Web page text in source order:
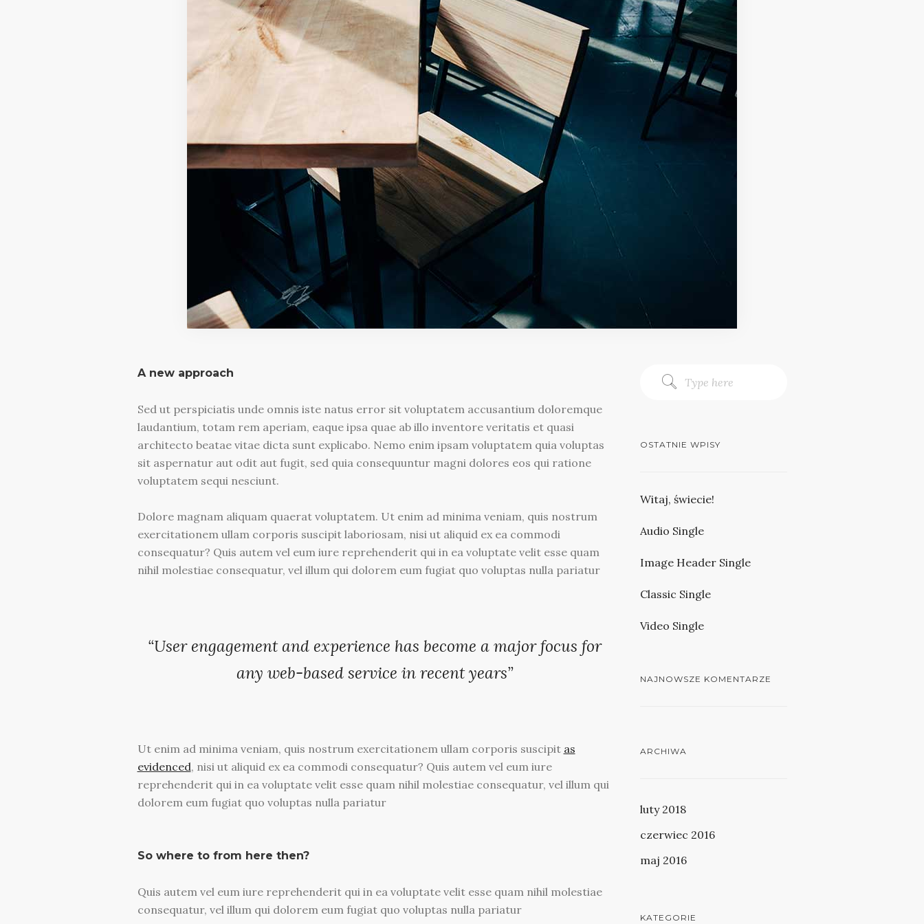
A new approach
Sed ut perspiciatis unde omnis iste natus error sit voluptatem accusantium doloremque
laudantium, totam rem aperiam, eaque ipsa quae ab illo inventore veritatis et quasi
architecto beatae vitae dicta sunt explicabo. Nemo enim ipsam voluptatem quia voluptas
sit aspernatur aut odit aut fugit, sed quia consequuntur magni dolores eos qui ratione
voluptatem sequi nesciunt.
Dolore magnam aliquam quaerat voluptatem. Ut enim ad minima veniam, quis nostrum
exercitationem ullam corporis suscipit laboriosam, nisi ut aliquid ex ea commodi
consequatur? Quis autem vel eum iure reprehenderit qui in ea voluptate velit esse quam
nihil molestiae consequatur, vel illum qui dolorem eum fugiat quo voluptas nulla pariatur
“User engagement and experience has become a major focus for
any web-based service in recent years”
Ut enim ad minima veniam, quis nostrum exercitationem ullam corporis suscipit as
evidenced, nisi ut aliquid ex ea commodi consequatur? Quis autem vel eum iure
reprehenderit qui in ea voluptate velit esse quam nihil molestiae consequatur, vel illum qui
dolorem eum fugiat quo voluptas nulla pariatur
So where to from here then?
Quis autem vel eum iure reprehenderit qui in ea voluptate velit esse quam nihil molestiae
consequatur, vel illum qui dolorem eum fugiat quo voluptas nulla pariatur
OSTATNIE WPISY
Witaj, świecie!
Audio Single
Image Header Single
Classic Single
Video Single
NAJNOWSZE KOMENTARZE
ARCHIWA
luty 2018
czerwiec 2016
maj 2016
KATEGORIE